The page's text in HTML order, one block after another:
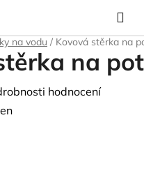
na vodu / Kovová stěrka na
na pot
hodnocení